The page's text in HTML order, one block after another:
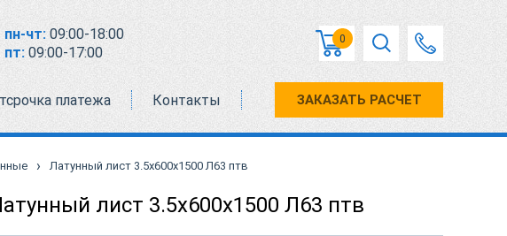
пн-чт: 09:00-18:00
пт: 09:00-17:00
0
платежа Контакты ЗАКАЗАТЬ РАСЧЕТ
› Латунный лист 3.5x600x1500 Л63 птв
лист 3.5x600x1500 Л63 птв